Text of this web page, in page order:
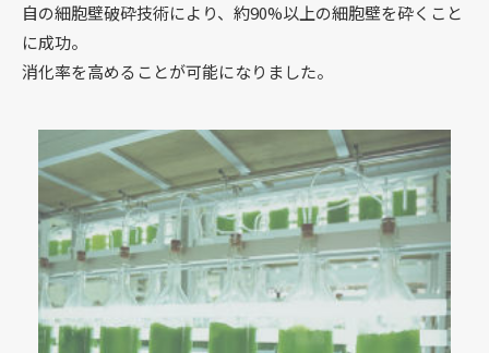
自の細胞壁破砕技術により、約90%以上の細胞壁を砕くこと
に成功。
消化率を高めることが可能になりました。